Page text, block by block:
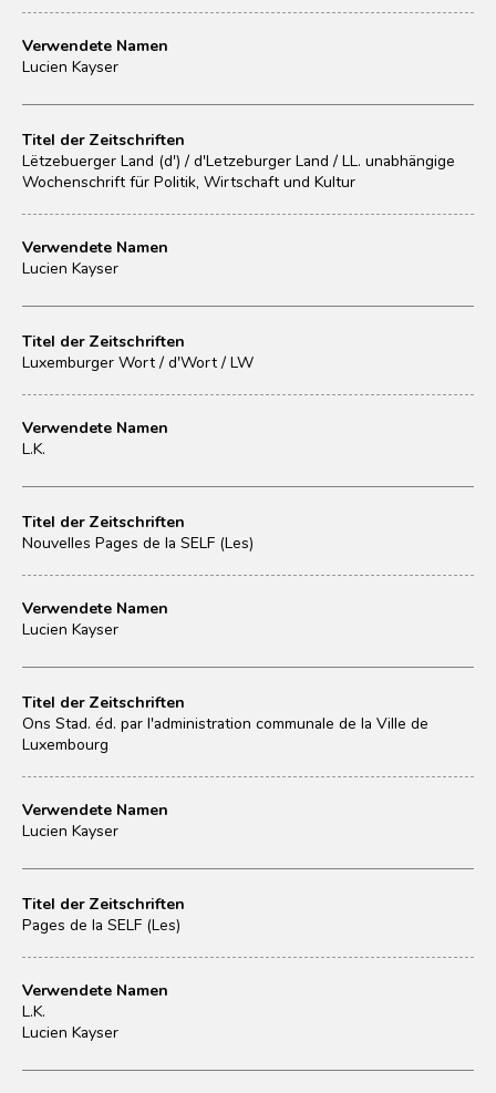
Verwendete Namen
Lucien Kayser
Titel der Zeitschriften
Lëtzebuerger Land (d') / d'Letzeburger Land / LL. unabhängige
Wochenschrift für Politik, Wirtschaft und Kultur
Verwendete Namen
Lucien Kayser
Titel der Zeitschriften
Luxemburger Wort / d'Wort / LW
Verwendete Namen
L.K.
Titel der Zeitschriften
Nouvelles Pages de la SELF (Les)
Verwendete Namen
Lucien Kayser
Titel der Zeitschriften
Ons Stad. éd. par l'administration communale de la Ville de
Luxembourg
Verwendete Namen
Lucien Kayser
Titel der Zeitschriften
Pages de la SELF (Les)
Verwendete Namen
L.K.
Lucien Kayser